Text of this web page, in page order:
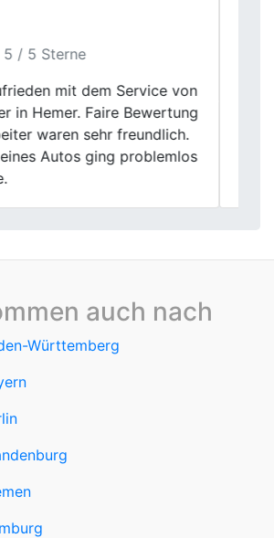
4 / 5 Sterne
in Lünen hat meinen alten
und zum guten Preis
Abwicklung war
jedoch gibt es immer Raum
auch nach
Württemberg